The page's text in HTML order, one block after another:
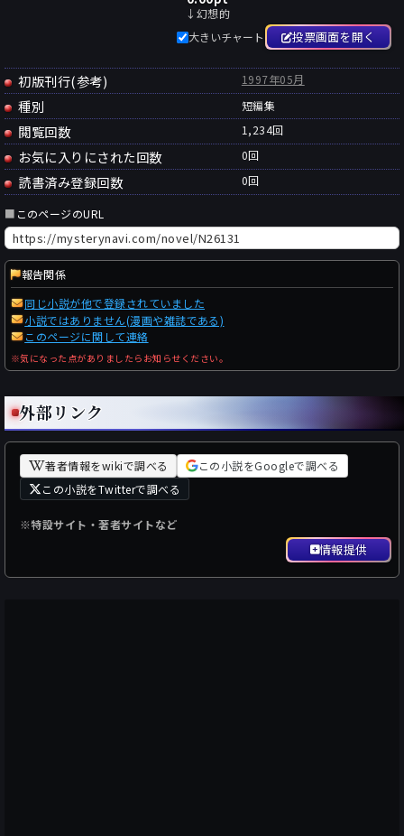
↓幻想的
大きいチャート
投票画面を開く
初版刊行(参考) 1997年05月
種別 短編集
閲覧回数 1,234回
お気に入りにされた回数 0回
読書済み登録回数 0回
■ このページのURL
報告関係
同じ小説が他で登録されていました
小説ではありません(漫画や雑誌である)
このページに関して連絡
※気になった点がありましたらお知らせください。
外部リンク
著者情報をwikiで調べる
この小説をGoogleで調べる
この小説をTwitterで調べる
※特設サイト・著者サイトなど
情報提供